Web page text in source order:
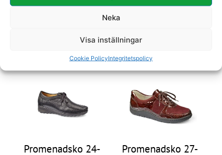
Neka
Visa inställningar
Cookie PolicyIntegritetspolicy2500
kr
Promenadsko 27-
Promenadsko 24-